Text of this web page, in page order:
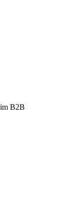
B2B